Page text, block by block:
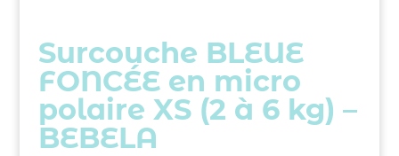
Surcouche BLEUE
FONCÉE en micro
polaire XS (2 à 6 kg) –
BEBELA